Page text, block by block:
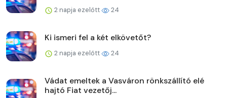
2 napja ezelőtt 24
Ki ismeri fel a két elkövetőt?
2 napja ezelőtt 24
Vádat emeltek a Vasváron rönkszállító elé
hajtó Fiat vezetőj...